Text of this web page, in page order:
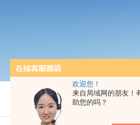
欢迎您！
来自局域网的朋友！
助您的吗？